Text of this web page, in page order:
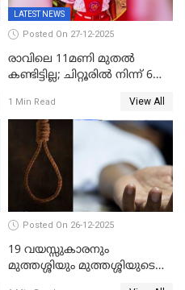
LATEST NEWS
Posted On 27-12-2025
രാവിലെ 11മണി മുതൽ
കണ്ടിട്ടില്ല; ചിറ്റൂരിൽ നിന്ന് 6
1 Min Read View All
Posted On 26-12-2025
19 വയസ്സുകാരനും
മുത്തശ്ശിയും മുത്തശ്ശിയുടെ